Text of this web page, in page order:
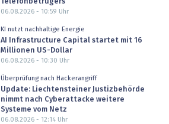
06.08.2026 - 10:59 Uhr
KI nutzt nachhaltige Energie
AI Infrastructure Capital startet mit 16
Millionen US-Dollar
06.08.2026 - 10:30 Uhr
Überprüfung nach Hackerangriff
Update: Liechtensteiner Justizbehörde
nimmt nach Cyberattacke weitere
Systeme vom Netz
06.08.2026 - 12:14Uhr